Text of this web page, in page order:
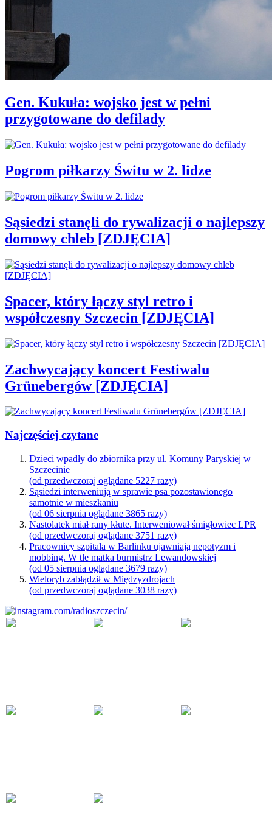
Gen. Kukuła: wojsko jest w pełni
przygotowane do defilady
Pogrom piłkarzy Świtu w 2. lidze
Sąsiedzi stanęli do rywalizacji o najlepszy
domowy chleb [ZDJĘCIA]
Spacer, który łączy styl retro i
współczesny Szczecin [ZDJĘCIA]
Zachwycający koncert Festiwalu
Grünebergów [ZDJĘCIA]
Najczęściej czytane
Dzieci wpadły do zbiornika przy ul. Komuny Paryskiej w
Szczecinie
(od przedwczoraj oglądane 5227 razy)
Sąsiedzi interweniują w sprawie psa pozostawionego
samotnie w mieszkaniu
(od 06 sierpnia oglądane 3865 razy)
Nastolatek miał rany kłute. Interweniował śmigłowiec LPR
(od przedwczoraj oglądane 3751 razy)
Pracownicy szpitala w Barlinku ujawniają nepotyzm i
mobbing. W tle matka burmistrz Lewandowskiej
(od 05 sierpnia oglądane 3679 razy)
Wieloryb zabłądził w Międzyzdrojach
(od przedwczoraj oglądane 3038 razy)